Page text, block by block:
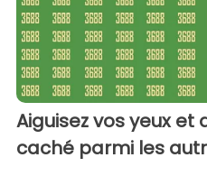
Aiguisez vos yeux et
caché parmi les